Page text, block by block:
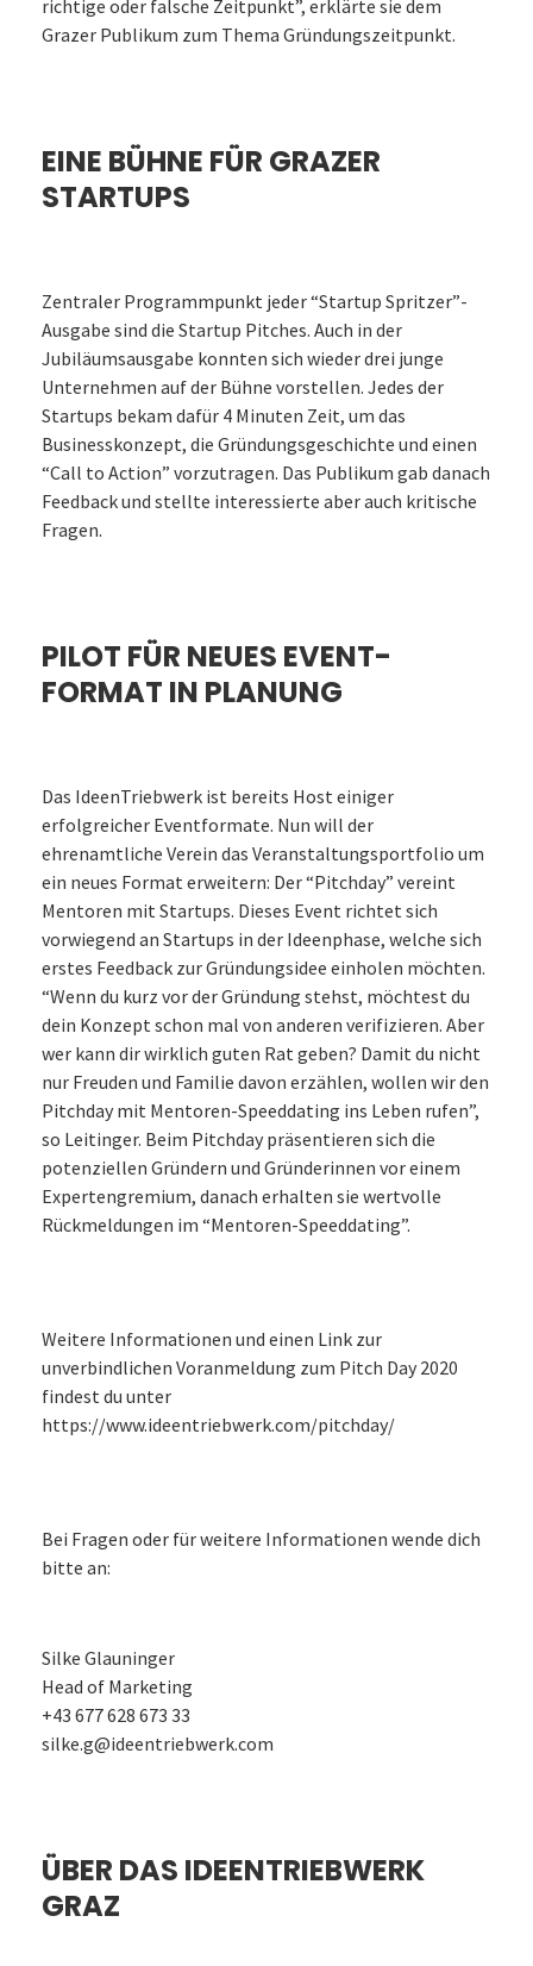
richtige oder falsche Zeitpunkt”, erklärte sie dem
Grazer Publikum zum Thema Gründungszeitpunkt.
EINE BÜHNE FÜR GRAZER
STARTUPS
Zentraler Programmpunkt jeder “Startup Spritzer”-
Ausgabe sind die Startup Pitches. Auch in der
Jubiläumsausgabe konnten sich wieder drei junge
Unternehmen auf der Bühne vorstellen. Jedes der
Startups bekam dafür 4 Minuten Zeit, um das
Businesskonzept, die Gründungsgeschichte und einen
“Call to Action” vorzutragen. Das Publikum gab danach
Feedback und stellte interessierte aber auch kritische
Fragen.
PILOT FÜR NEUES EVENT-
FORMAT IN PLANUNG
Das IdeenTriebwerk ist bereits Host einiger
erfolgreicher Eventformate. Nun will der
ehrenamtliche Verein das Veranstaltungsportfolio um
ein neues Format erweitern: Der “Pitchday” vereint
Mentoren mit Startups. Dieses Event richtet sich
vorwiegend an Startups in der Ideenphase, welche sich
erstes Feedback zur Gründungsidee einholen möchten.
“Wenn du kurz vor der Gründung stehst, möchtest du
dein Konzept schon mal von anderen verifizieren. Aber
wer kann dir wirklich guten Rat geben? Damit du nicht
nur Freuden und Familie davon erzählen, wollen wir den
Pitchday mit Mentoren-Speeddating ins Leben rufen”,
so Leitinger. Beim Pitchday präsentieren sich die
potenziellen Gründern und Gründerinnen vor einem
Expertengremium, danach erhalten sie wertvolle
Rückmeldungen im “Mentoren-Speeddating”.
Weitere Informationen und einen Link zur
unverbindlichen Voranmeldung zum Pitch Day 2020
findest du unter
https://www.ideentriebwerk.com/pitchday/
Bei Fragen oder für weitere Informationen wende dich
bitte an:
Silke Glauninger
Head of Marketing
+43 677 628 673 33
silke.g@ideentriebwerk.com
ÜBER DAS IDEENTRIEBWERK
GRAZ